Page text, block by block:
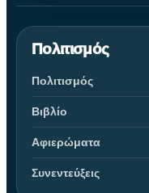
Πολιτισμός
Πολιτισμός
Βιβλίο
Αφιερώματα
Συνεντεύξεις